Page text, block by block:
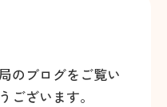
のブログをご覧い
ございます。